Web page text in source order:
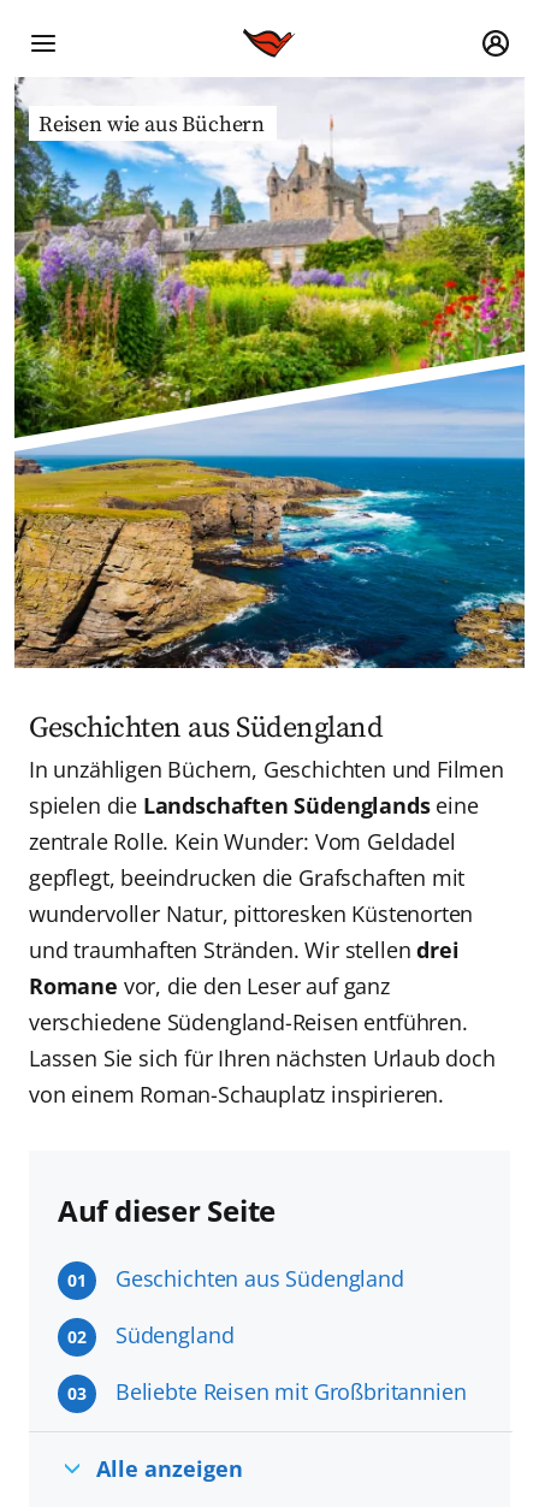
Reisen wie aus Büchern
Geschichten aus Südengland
In unzähligen Büchern, Geschichten und Filmen
spielen die Landschaften Südenglandseine
zentrale Rolle. Kein Wunder: Vom Geldadel
gepflegt, beeindrucken die Grafschaften mit
wundervoller Natur, pittoresken Küstenorten
und traumhaften Stränden. Wir stellendrei
Romane vor, die den Leser auf ganz
verschiedene Südengland-Reisen entführen.
Lassen Sie sich für Ihren nächsten Urlaub doch
von einem Roman-Schauplatz inspirieren.
Auf dieser Seite
01 Geschichten aus Südengland
02 Südengland
03 Beliebte Reisen mit Großbritannien
Alle anzeigen